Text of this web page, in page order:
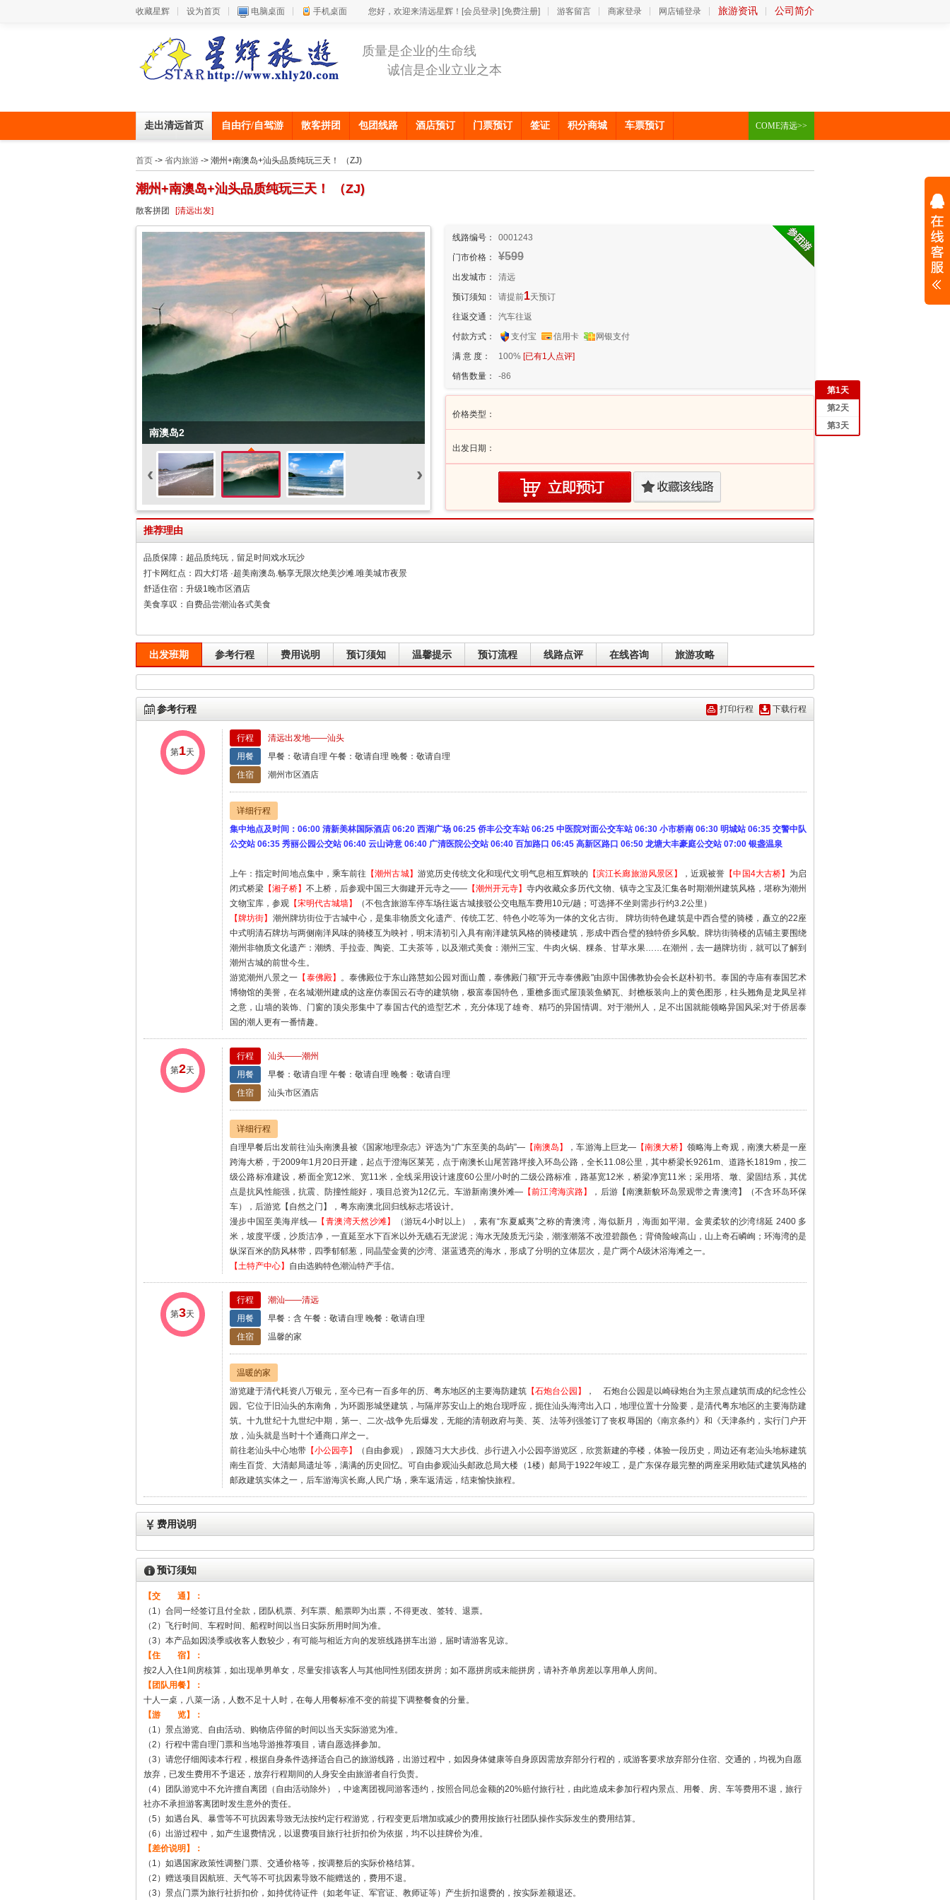
收藏星辉 设为首页 电脑桌面 手机桌面 您好，欢迎来清远星辉！ [会员登录] [免费注册] 游客留言 商家登录 网店铺登录 旅游资讯 公司简介
质量是企业的生命线
诚信是企业立业之本
走出清远首页 自由行/自驾游 散客拼团 包团线路 酒店预订 门票预订 签证 积分商城 车票预订 COME清远>>
首页 -> 省内旅游 -> 潮州+南澳岛+汕头品质纯玩三天！ （ZJ)
潮州+南澳岛+汕头品质纯玩三天！ （ZJ)
散客拼团 [清远出发]
南澳岛2
‹ ›
线路编号：
0001243
门市价格：
¥599
出发城市：
清远
预订须知：
请提前1天预订
往返交通：
汽车往返
付款方式：
支付宝 信用卡
网银支付
满 意 度：
100% [已有1 人点评]
销售数量：
-86
价格类型：
出发日期：
推荐理由
品质保障：超品质纯玩，留足时间戏水玩沙
打卡网红点：四大灯塔 ·超美南澳岛.畅享无限次绝美沙滩.唯美城市夜景
舒适住宿：升级1晚市区酒店
美食享叹：自费品尝潮汕各式美食
出发班期 参考行程 费用说明 预订须知 温馨提示 预订流程 线路点评 在线咨询 旅游攻略
打印行程 下载行程
参考行程
第1天
行程
清远出发地——汕头
用餐
早餐：敬请自理 午餐：敬请自理 晚餐：敬请自理
住宿
潮州市区酒店
详细行程
集中地点及时间：06:00 清新美林国际酒店 06:20 西湖广场 06:25 侨丰公交车站 06:25 中医院对面公交车站 06:30 小市桥南 06:30 明城站 06:35 交警中队
公交站 06:35 秀丽公园公交站 06:40 云山诗意 06:40 广清医院公交站 06:40 百加路口 06:45 高新区路口 06:50 龙塘大丰豪庭公交站 07:00 银盏温泉
上午：指定时间地点集中，乘车前往 【潮州古城】 游览历史传统文化和现代文明气息相互辉映的 【滨江长廊旅游风景区】 ，近观被誉 【中国4大古桥】 为启
闭式桥梁 【湘子桥】 不上桥，后参观中国三大御建开元寺之—— 【潮州开元寺】 寺内收藏众多历代文物、镇寺之宝及汇集各时期潮州建筑风格，堪称为潮州
文物宝库，参观 【宋明代古城墙】
（不包含旅游车停车场往返古城接驳公交电瓶车费用10元/趟；可选择不坐则需步行约3.2公里）
【牌坊街】 潮州牌坊街位于古城中心，是集非物质文化遗产、传统工艺、特色小吃等为一体的文化古街。 牌坊街特色建筑是中西合璧的骑楼，矗立的22座
中式明清石牌坊与两侧南洋风味的骑楼互为映衬，明末清初引入具有南洋建筑风格的骑楼建筑，形成中西合璧的独特侨乡风貌。牌坊街骑楼的店铺主要围绕
潮州非物质文化遗产：潮绣、手拉壶、陶瓷、工夫茶等，以及潮式美食：潮州三宝、牛肉火锅、粿条、甘草水果……在潮州，去一趟牌坊街，就可以了解到
潮州古城的前世今生。
游览潮州八景之一 【泰佛殿】 。泰佛殿位于东山路慧如公园对面山麓，泰佛殿门额"开元寺泰佛殿"由原中国佛教协会会长赵朴初书。泰国的寺庙有泰国艺术
博物馆的美誉，在名城潮州建成的这座仿泰国云石寺的建筑物，极富泰国特色，重檐多面式屋顶装鱼鳞瓦、封檐板装向上的黄色图形，柱头翘角是龙凤呈祥
之意，山墙的装饰、门窗的顶尖形集中了泰国古代的造型艺术，充分体现了雄奇、精巧的异国情调。对于潮州人，足不出国就能领略异国风采;对于侨居泰
国的潮人更有一番情趣。
第2天
行程
汕头——潮州
用餐
早餐：敬请自理 午餐：敬请自理 晚餐：敬请自理
住宿
汕头市区酒店
详细行程
自理早餐后出发前往汕头南澳县被《国家地理杂志》评选为“广东至美的岛屿”— 【南澳岛】 ，车游海上巨龙—【南澳大桥】领略海上奇观，南澳大桥是一座
跨海大桥，于2009年1月20日开建，起点于澄海区莱芜，点于南澳长山尾苦路坪接入环岛公路，全长11.08公里，其中桥梁长9261m、道路长1819m，按二
级公路标准建设，桥面全宽12米、宽11米，全线采用设计速度60公里/小时的二级公路标准，路基宽12米，桥梁净宽11米；采用塔、墩、梁固结系，其优
点是抗风性能强，抗震、防撞性能好，项目总资为12亿元。车游新南澳外滩— 【前江湾海滨路】
，后游【南澳新貌环岛景观带之青澳湾】（不含环岛环保
车），后游览【自然之门】，粤东南澳北回归线标志塔设计。
漫步中国至美海岸线— 【青澳湾天然沙滩】
（游玩4小时以上），素有“东夏威夷”之称的青澳湾，海似新月，海面如平湖。金黄柔软的沙湾绵延 2400 多
米，坡度平缓，沙质洁净，一直延至水下百米以外无礁石无淤泥；海水无陵质无污染，潮涨潮落不改澄碧颜色；背倚险峻高山，山上奇石嶙峋；环海湾的是
纵深百米的防风林带，四季郁郁葱，同晶莹金黄的沙湾、湛蓝透亮的海水，形成了分明的立体层次，是广两个A级沐浴海滩之一。
【土特产中心】 自由选购特色潮汕特产手信。
第3天
行程
潮汕——清远
用餐
早餐：含 午餐：敬请自理 晚餐：敬请自理
住宿
温馨的家
温暖的家
游览建于清代耗资八万银元，至今已有一百多年的历、粤东地区的主要海防建筑 【石炮台公园】
， 石炮台公园是以崎碌炮台为主景点建筑而成的纪念性公
园。它位于旧汕头的东南角，为环圆形城堡建筑，与隔岸苏安山上的炮台现呼应，扼住汕头海湾出入口，地理位置十分险要，是清代粤东地区的主要海防建
筑。十九世纪十九世纪中期，第一、二次-战争先后爆发，无能的清朝政府与美、英、法等列强签订了丧权辱国的《南京条约》和《天津条约，实行门户开
放，汕头就是当时十个通商口岸之一。
前往老汕头中心地带 【小公园亭】
（自由参观），跟随习大大步伐、步行进入小公园亭游览区，欣赏新建的亭楼，体验一段历史，周边还有老汕头地标建筑
南生百货、大清邮局遗址等，满满的历史回忆。可自由参观汕头邮政总局大楼（1楼）邮局于1922年竣工，是广东保存最完整的两座采用欧陆式建筑风格的
邮政建筑实体之一，后车游海滨长廊,人民广场，乘车返清远，结束愉快旅程。
费用说明
预订须知
【交 通】：
（1）合同一经签订且付全款，团队机票、列车票、船票即为出票，不得更改、签转、退票。
（2）飞行时间、车程时间、船程时间以当日实际所用时间为准。
（3）本产品如因淡季或收客人数较少，有可能与相近方向的发班线路拼车出游，届时请游客见谅。
【住 宿】：
按2人入住1间房核算，如出现单男单女，尽量安排该客人与其他同性别团友拼房；如不愿拼房或未能拼房，请补齐单房差以享用单人房间。
【团队用餐】：
十人一桌，八菜一汤，人数不足十人时，在每人用餐标准不变的前提下调整餐食的分量。
【游 览】：
（1）景点游览、自由活动、购物店停留的时间以当天实际游览为准。
（2）行程中需自理门票和当地导游推荐项目，请自愿选择参加。
（3）请您仔细阅读本行程，根据自身条件选择适合自己的旅游线路，出游过程中，如因身体健康等自身原因需放弃部分行程的，或游客要求放弃部分住宿、交通的，均视为自愿
放弃，已发生费用不予退还，放弃行程期间的人身安全由旅游者自行负责。
（4）团队游览中不允许擅自离团（自由活动除外），中途离团视同游客违约，按照合同总金额的20%赔付旅行社，由此造成未参加行程内景点、用餐、房、车等费用不退，旅行
社亦不承担游客离团时发生意外的责任。
（5）如遇台风、暴雪等不可抗因素导致无法按约定行程游览，行程变更后增加或减少的费用按旅行社团队操作实际发生的费用结算。
（6）出游过程中，如产生退费情况，以退费项目旅行社折扣价为依据，均不以挂牌价为准。
【差价说明】：
（1）如遇国家政策性调整门票、交通价格等，按调整后的实际价格结算。
（2）赠送项目因航班、天气等不可抗因素导致不能赠送的，费用不退。
（3）景点门票为旅行社折扣价，如持优待证件（如老年证、军官证、教师证等）产生折扣退费的，按实际差额退还。
第1天
第2天
第3天